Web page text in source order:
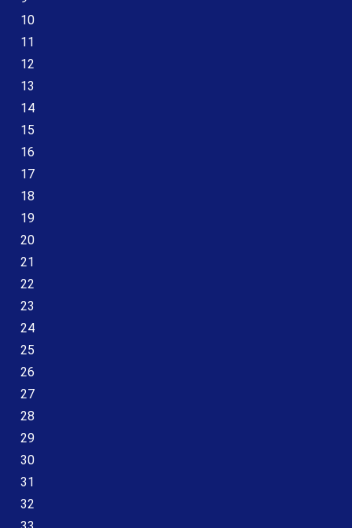
10
11
12
13
14
15
16
17
18
19
20
21
22
23
24
25
26
27
28
29
30
31
32